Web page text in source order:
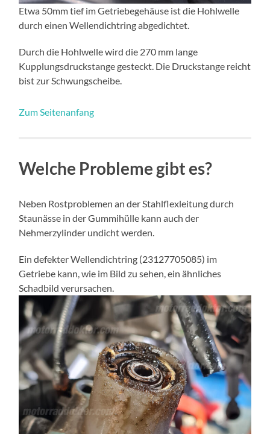
Etwa 50mm tief im Getriebegehäuse ist die Hohlwelle
durch einen Wellendichtring abgedichtet.
Durch die Hohlwelle wird die 270 mm lange
Kupplungsdruckstange gesteckt. Die Druckstange reicht
bist zur Schwungscheibe.
Zum Seitenanfang
Welche Probleme gibt es?
Neben Rostproblemen an der Stahlflexleitung durch
Staunässe in der Gummihülle kann auch der
Nehmerzylinder undicht werden.
Ein defekter Wellendichtring (23127705085) im
Getriebe kann, wie im Bild zu sehen, ein ähnliches
Schadbild verursachen.